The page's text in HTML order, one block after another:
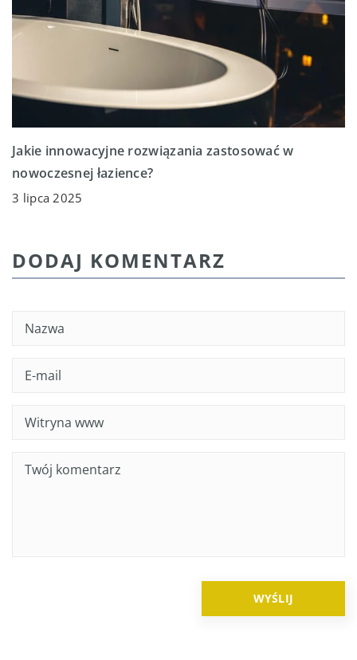
Jakie innowacyjne rozwiązania zastosować w
nowoczesnej łazience?
3 lipca 2025
DODAJ KOMENTARZ